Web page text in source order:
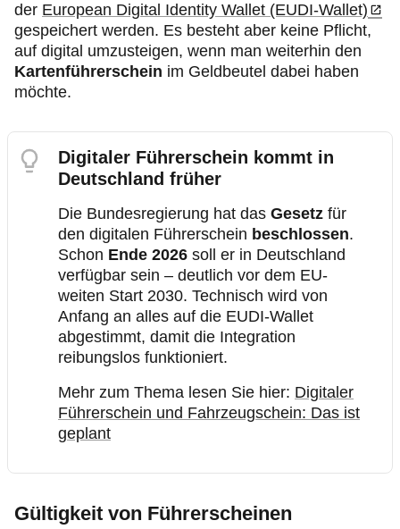
der European Digital Identity Wallet (EUDI-Wallet)
gespeichert werden. Es besteht aber keine Pflicht,
auf digital umzusteigen, wenn man weiterhin den
Kartenführerschein im Geldbeutel dabei haben
möchte.
Digitaler Führerschein kommt in
Deutschland früher
Die Bundesregierung hat das Gesetz für
den digitalen Führerschein beschlossen.
Schon Ende 2026 soll er in Deutschland
verfügbar sein – deutlich vor dem EU-
weiten Start 2030. Technisch wird von
Anfang an alles auf die EUDI-Wallet
abgestimmt, damit die Integration
reibungslos funktioniert.
Mehr zum Thema lesen Sie hier: Digitaler
Führerschein und Fahrzeugschein: Das ist
geplant
Gültigkeit von Führerscheinen